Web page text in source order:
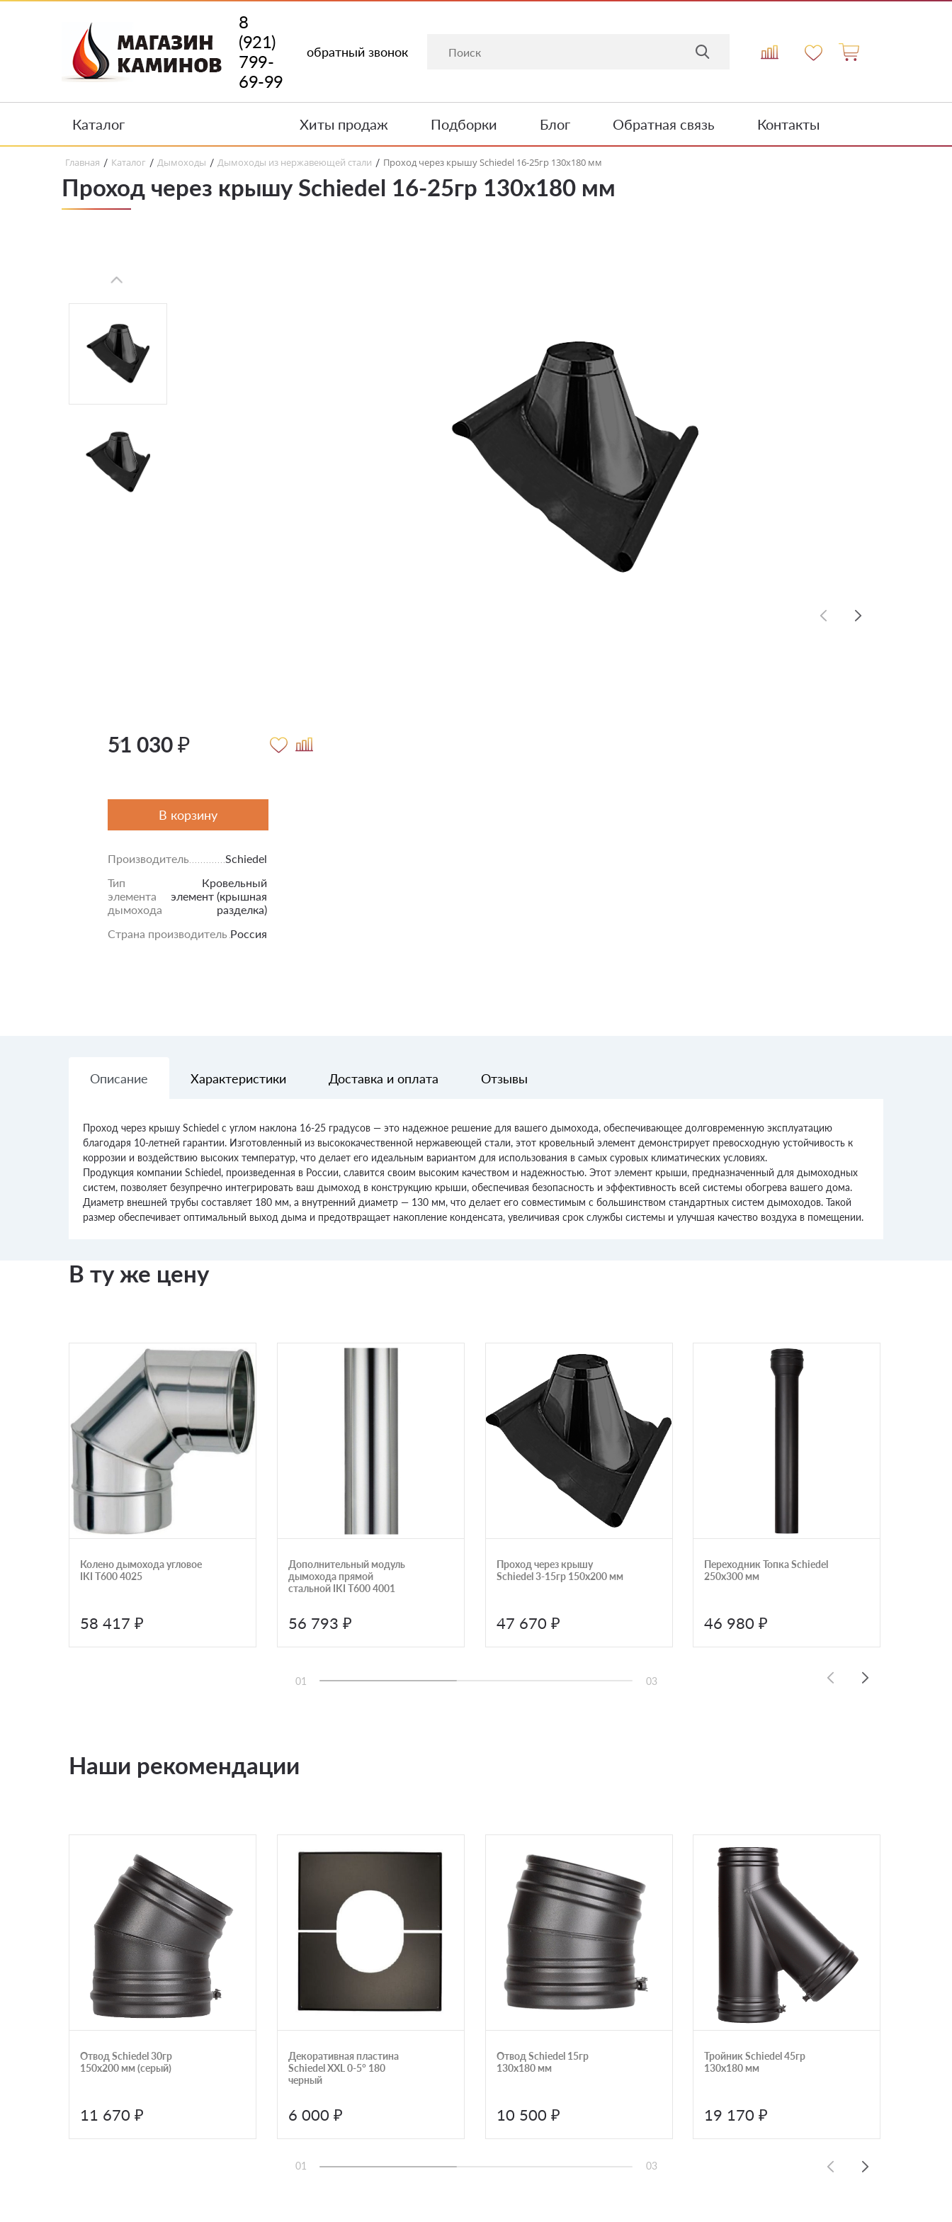
8
(921)
799-
69-99
обратный звонок
Каталог Хиты продаж Подборки Блог Обратная связь Контакты
Главная / Каталог / Дымоходы / Дымоходы из нержавеющей стали / Проход через крышу Schiedel 16-25гр 130х180 мм
Проход через крышу Schiedel 16-25гр 130х180 мм
51 030 ₽
В корзину
Производитель
Schiedel
Тип
элемента
дымохода
Кровельный
элемент (крышная
разделка)
Страна производитель Россия
Описание Характеристики Доставка и оплата Отзывы
Проход через крышу Schiedel с углом наклона 16-25 градусов — это надежное решение для вашего дымохода, обеспечивающее долговременную эксплуатацию
благодаря 10-летней гарантии. Изготовленный из высококачественной нержавеющей стали, этот кровельный элемент демонстрирует превосходную устойчивость к
коррозии и воздействию высоких температур, что делает его идеальным вариантом для использования в самых суровых климатических условиях.
Продукция компании Schiedel, произведенная в России, славится своим высоким качеством и надежностью. Этот элемент крыши, предназначенный для дымоходных
систем, позволяет безупречно интегрировать ваш дымоход в конструкцию крыши, обеспечивая безопасность и эффективность всей системы обогрева вашего дома.
Диаметр внешней трубы составляет 180 мм, а внутренний диаметр — 130 мм, что делает его совместимым с большинством стандартных систем дымоходов. Такой
размер обеспечивает оптимальный выход дыма и предотвращает накопление конденсата, увеличивая срок службы системы и улучшая качество воздуха в помещении.
В ту же цену
Колено дымохода угловое
IKI T600 4025
58 417 ₽
Дополнительный модуль
дымохода прямой
стальной IKI T600 4001
56 793 ₽
Проход через крышу
Schiedel 3-15гр 150х200 мм
47 670 ₽
Переходник Топка Schiedel
250х300 мм
46 980 ₽
01 03
Наши рекомендации
Отвод Schiedel 30гр
150х200 мм (серый)
11 670 ₽
Декоративная пластина
Schiedel XXL 0‐5° 180
черный
6 000 ₽
Отвод Schiedel 15гр
130х180 мм
10 500 ₽
Тройник Schiedel 45гр
130х180 мм
19 170 ₽
01 03